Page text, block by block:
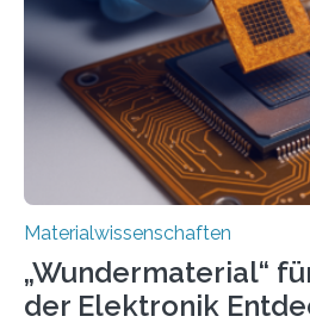
Vanderbilt und dem Fritz-Haber-
Professor für Maschinenbau und
interdisziplinären
Materialwissenschaften an der
und Alexander Paarmann vom
leiteten ein internationales
Materialwissenschaften
„Wundermaterial“
der Elektronik